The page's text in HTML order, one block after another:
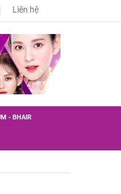
Liên hệ
- BHAIR